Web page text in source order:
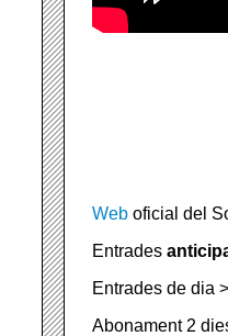
Web oficial del
Entrades
Entrades de dia
Abonament 2